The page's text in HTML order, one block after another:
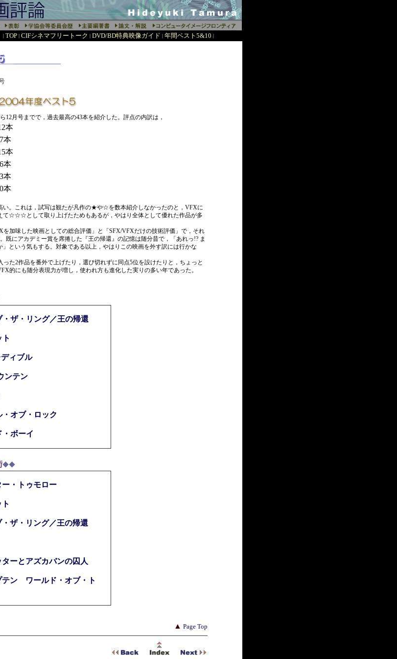
| TOP | CIFシネマフリートーク | DVD/BD特典映像ガイド | 年間ベスト5&10 |
12月号までで，過去最高の43本を紹介した。評点の内訳は，
本
本
本
本
本
本
い。これは，試写は観たが凡作の★や☆を数本紹介しなかったのと，VFXに
て☆☆☆として取り上げたためもあるが，やはり全体として優れた作品が多
加味した映画としての総合評価」と「SFX/VFXだけの技術評価」で，それ
既にアカデミー賞を席捲した『王の帰還』の記憶は随分昔で，「あれっ!? ま
」という気もする。対象である以上，やはりこの映画を外す訳には行かな
た2作品を番外で上げたり，選び切れずに同点5位を設けたりと，ちょっと
的にも随分表現力が増し，使われ方も進化した実りの多い年であった。
・ザ・リング／王の帰還
ィブル
ンテン
・オブ・ロック
・ボーイ
◆◆
・トゥモロー
・ザ・リング／王の帰還
ーとアズカバンの囚人
テン ワールド・オブ・ト
▲ Page Top